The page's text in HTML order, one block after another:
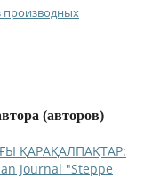
производных
(авторов)
ҚАРАҚАЛПАҚТАР:
Journal "Steppe